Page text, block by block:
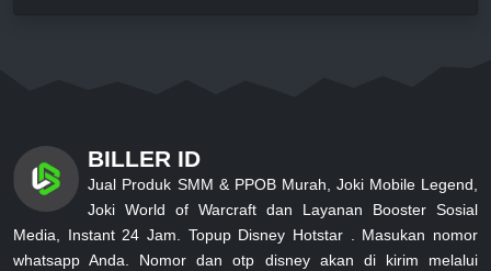
BILLER ID
Jual Produk SMM & PPOB Murah, Joki Mobile Legend,
Joki World of Warcraft dan Layanan Booster Sosial
Media, Instant 24 Jam. Topup Disney Hotstar . Masukan nomor
whatsapp Anda. Nomor dan otp disney akan di kirim melalui